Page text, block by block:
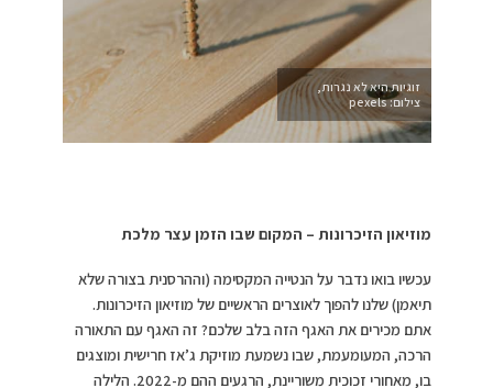
זוגיות היא לא נגרות,
צילום: pexels
מוזיאון הזיכרונות – המקום שבו הזמן עצר מלכת
עכשיו בואו נדבר על הנטייה המקסימה (וההרסנית בצורה שלא
תיאמן) שלנו להפוך לאוצרים הראשיים של מוזיאון הזיכרונות.
אתם מכירים את האגף הזה בלב שלכם? זה האגף עם התאורה
הרכה, המעומעמת, שבו נשמעת מוזיקת ג’אז חרישית ומוצגים
בו, מאחורי זכוכית משוריינת, הרגעים ההם מ-2022. הלילה